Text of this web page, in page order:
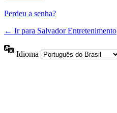
Perdeu a senha?
← Ir para Salvador Entretenimento
Idioma